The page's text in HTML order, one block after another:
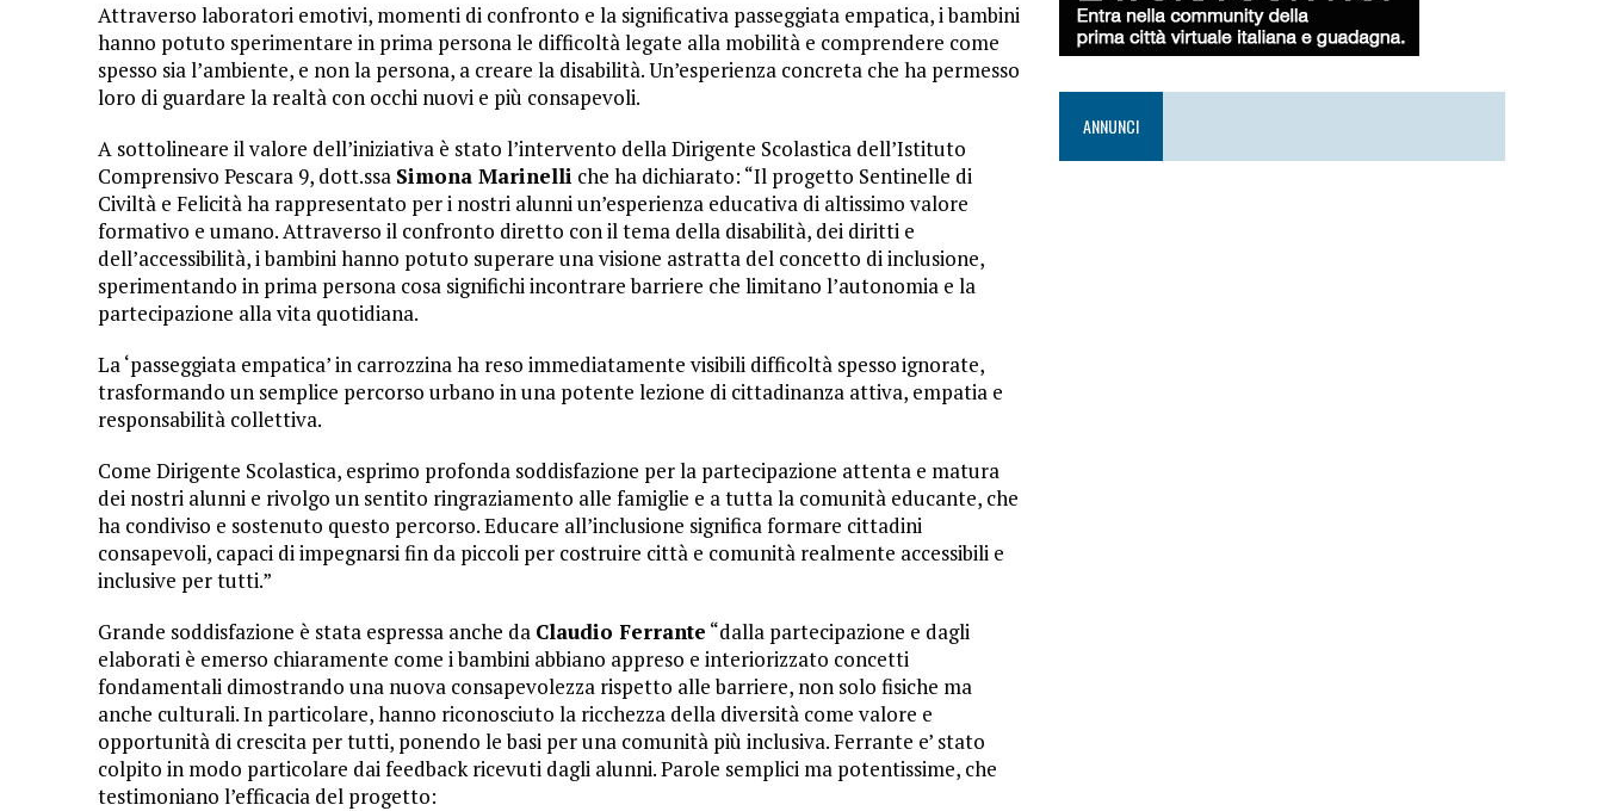
Attraverso laboratori emotivi, momenti di confronto e la significativa passeggiata empatica, i bambini
hanno potuto sperimentare in prima persona le difficoltà legate alla mobilità e comprendere come
spesso sia l’ambiente, e non la persona, a creare la disabilità. Un’esperienza concreta che ha permesso
loro di guardare la realtà con occhi nuovi e più consapevoli.
A sottolineare il valore dell’iniziativa è stato l’intervento della Dirigente Scolastica dell’Istituto
Comprensivo Pescara 9, dott.ssa Simona Marinelli che ha dichiarato: “Il progetto Sentinelle di
Civiltà e Felicità ha rappresentato per i nostri alunni un’esperienza educativa di altissimo valore
formativo e umano. Attraverso il confronto diretto con il tema della disabilità, dei diritti e
dell’accessibilità, i bambini hanno potuto superare una visione astratta del concetto di inclusione,
sperimentando in prima persona cosa significhi incontrare barriere che limitano l’autonomia e la
partecipazione alla vita quotidiana.
La ‘passeggiata empatica’ in carrozzina ha reso immediatamente visibili difficoltà spesso ignorate,
trasformando un semplice percorso urbano in una potente lezione di cittadinanza attiva, empatia e
responsabilità collettiva.
Come Dirigente Scolastica, esprimo profonda soddisfazione per la partecipazione attenta e matura
dei nostri alunni e rivolgo un sentito ringraziamento alle famiglie e a tutta la comunità educante, che
ha condiviso e sostenuto questo percorso. Educare all’inclusione significa formare cittadini
consapevoli, capaci di impegnarsi fin da piccoli per costruire città e comunità realmente accessibili e
inclusive per tutti.”
Grande soddisfazione è stata espressa anche da Claudio Ferrante “dalla partecipazione e dagli
elaborati è emerso chiaramente come i bambini abbiano appreso e interiorizzato concetti
fondamentali dimostrando una nuova consapevolezza rispetto alle barriere, non solo fisiche ma
anche culturali. In particolare, hanno riconosciuto la ricchezza della diversità come valore e
opportunità di crescita per tutti, ponendo le basi per una comunità più inclusiva. Ferrante e’ stato
colpito in modo particolare dai feedback ricevuti dagli alunni. Parole semplici ma potentissime, che
testimoniano l’efficacia del progetto:
ANNUNCI